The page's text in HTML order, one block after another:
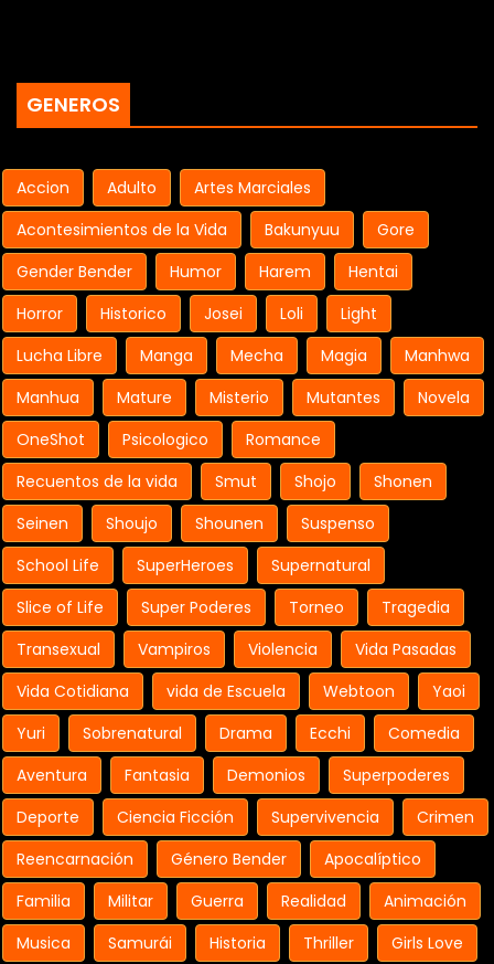
GENEROS
Accion Adulto
Artes Marciales
Acontesimientos de la Vida
Bakunyuu
Gore
Gender Bender
Humor Harem
Hentai
Horror
Historico Josei Loli
Light
Lucha Libre
Manga Mecha Magia
Manhwa
Manhua
Mature Misterio Mutantes
Novela
OneShot
Psicologico
Romance
Recuentos de la vida
Smut Shojo
Shonen
Seinen
Shoujo Shounen
Suspenso
School Life
SuperHeroes
Supernatural
Slice of Life
Super Poderes Torneo
Tragedia
Transexual
Vampiros Violencia
Vida Pasadas
Vida Cotidiana
vida de Escuela Webtoon
Yaoi
Yuri
Sobrenatural Drama Ecchi
Comedia
Aventura
Fantasia Demonios
Superpoderes
Deporte
Ciencia Ficción Supervivencia
Crimen
Reencarnación
Género Bender
Apocalíptico
Familia
Militar Guerra Realidad
Animación
Musica
Samurái Historia Thriller Girls Love